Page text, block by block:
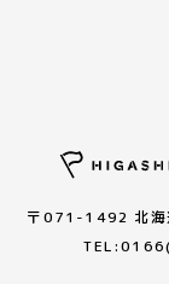
〒071-1492 北海